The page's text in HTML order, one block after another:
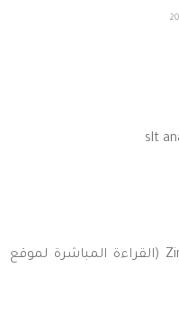
slt
Zina rahoum hatin tahdir tht mn (القراءة المباشرة لموقع